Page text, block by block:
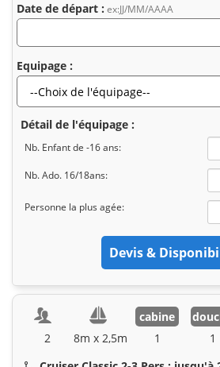
Date de départ : ex:JJ/MM/AAAA
Equipage :
Détail de l'équipage :
Nb. Enfant de -16 ans:
Nb. Ado. 16/18ans:
Personne la plus agée:
2 8m x 2,5m
cabine
1
1